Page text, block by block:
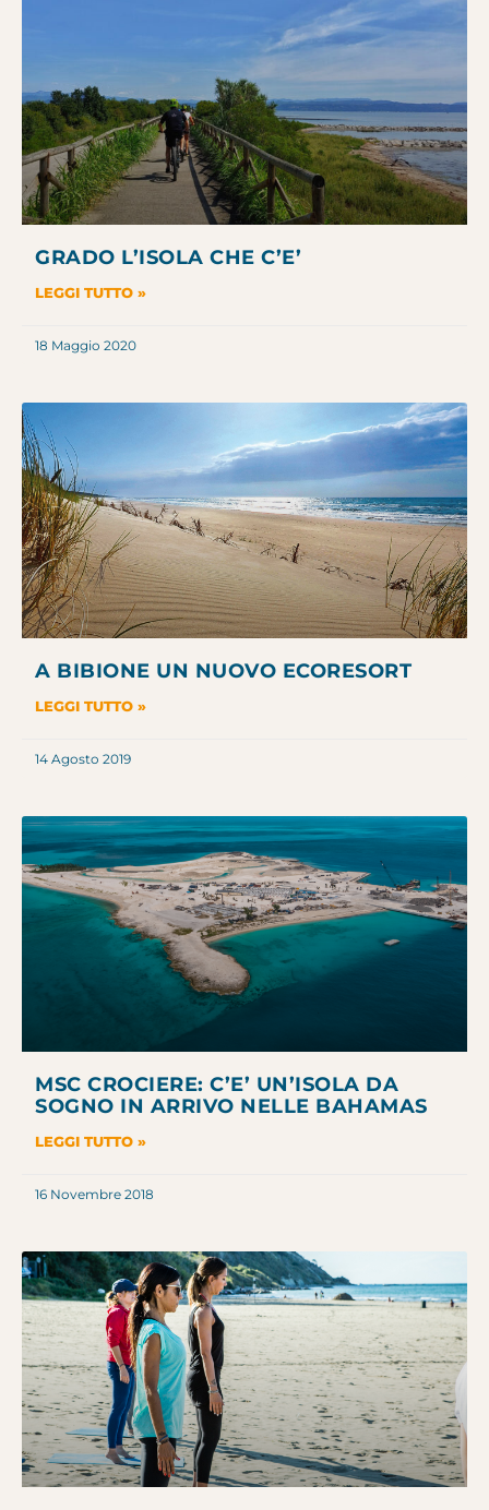
GRADO L’ISOLA CHE C’E’
LEGGI TUTTO »
18 Maggio 2020
A BIBIONE UN NUOVO ECORESORT
LEGGI TUTTO »
14 Agosto 2019
MSC CROCIERE: C’E’ UN’ISOLA DA
SOGNO IN ARRIVO NELLE BAHAMAS
LEGGI TUTTO »
16 Novembre 2018